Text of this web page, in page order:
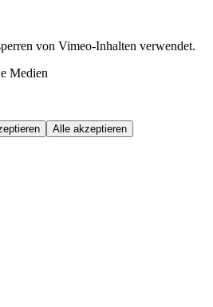
von Vimeo-Inhalten verwendet.
Medien
Alle akzeptieren